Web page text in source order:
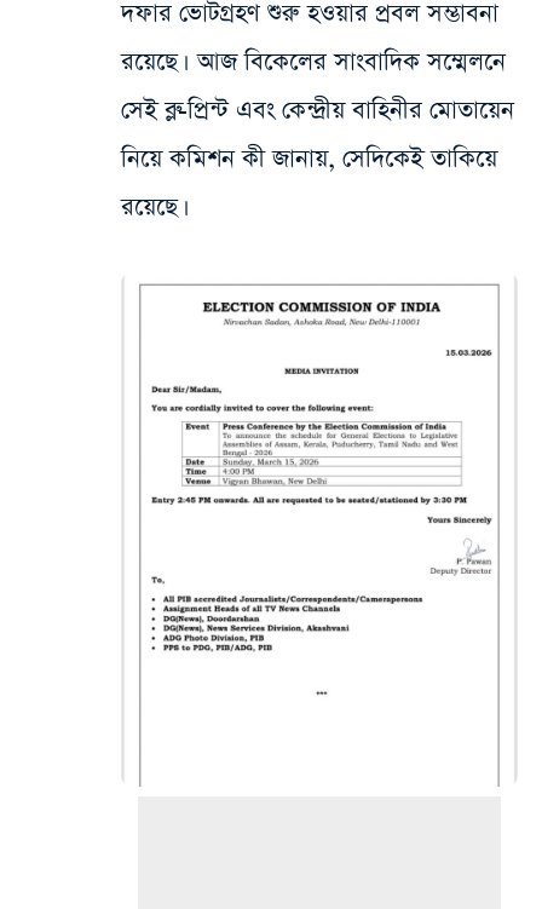
দফার ভোটগ্রহণ শুরু হওয়ার প্রবল সম্ভাবনা
রয়েছে। আজ বিকেলের সাংবাদিক সম্মেলনে
সেই ব্লু-প্রিন্ট এবং কেন্দ্রীয় বাহিনীর মোতায়েন
নিয়ে কমিশন কী জানায়, সেদিকেই তাকিয়ে
রয়েছে।